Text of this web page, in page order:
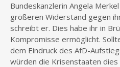
Bundeskanzlerin Angela
größeren Widerstand gegen
schreibt er. Dies habe ihr in
Kompromisse ermöglicht.
dem Eindruck des AfD-
würden die Krisenstaaten dies